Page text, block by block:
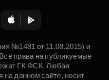
№1481 от 11.08.2015) и
права на публикуемые
ГК ФСК. Любая
данном сайте, носит